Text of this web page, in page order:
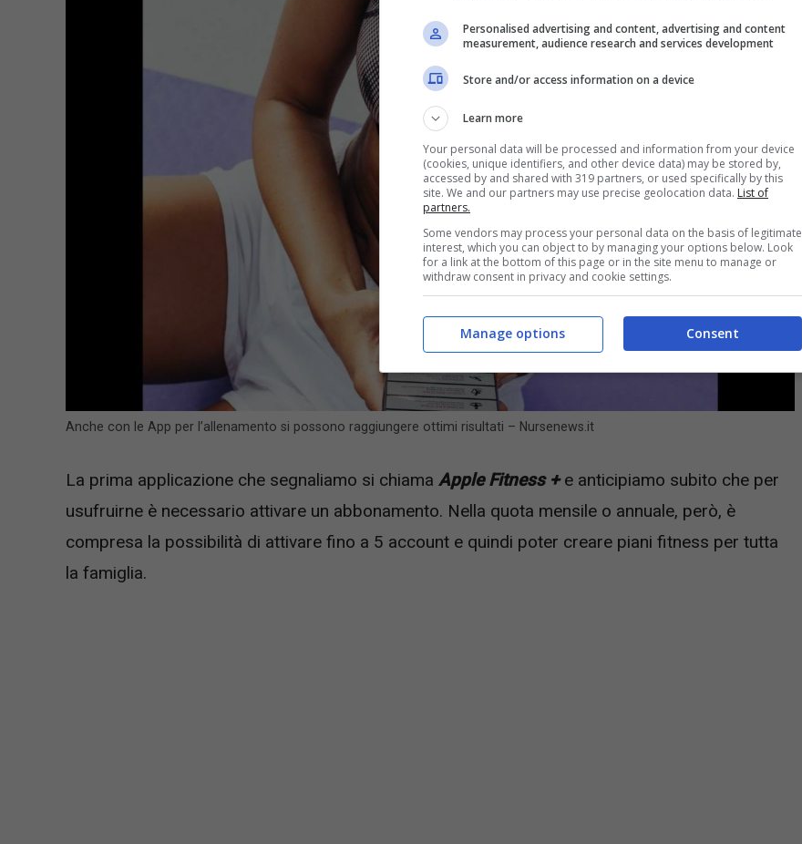
Anche con le App per l’allenamento si possono raggiungere ottimi risultati – Nursenews.it
La prima applicazione che segnaliamo si chiama Apple Fitness +e anticipiamo subito che per
usufruirne è necessario attivare un abbonamento. Nella quota mensile o annuale, però, è
compresa la possibilità di attivare fino a 5 account e quindi poter creare piani fitness per tutta
la famiglia.
Personalised advertising and content, advertising and content
measurement, audience research and services development
Store and/or access information on a device
Learn more
Your personal data will be processed and information from your device
(cookies, unique identifiers, and other device data) may be stored by,
accessed by and shared with 319 partners, or used specifically by this
site. We and our partners may use precise geolocation data. List of
partners.
Some vendors may process your personal data on the basis of legitimate
interest, which you can object to by managing your options below. Look
for a link at the bottom of this page or in the site menu to manage or
withdraw consent in privacy and cookie settings.
Consent
Manage options